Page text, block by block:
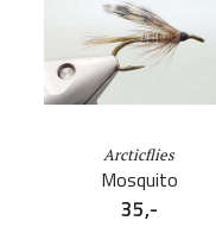
Arcticflies
Mosquito
35,-